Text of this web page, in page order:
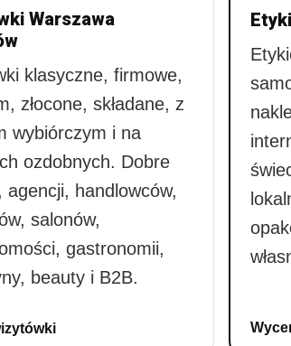
Warszawa
klasyczne, firmowe,
złocone, składane, z
wybiórczym i na
ozdobnych. Dobre
agencji, handlowców,
salonów,
gastronomii,
beauty i B2B.